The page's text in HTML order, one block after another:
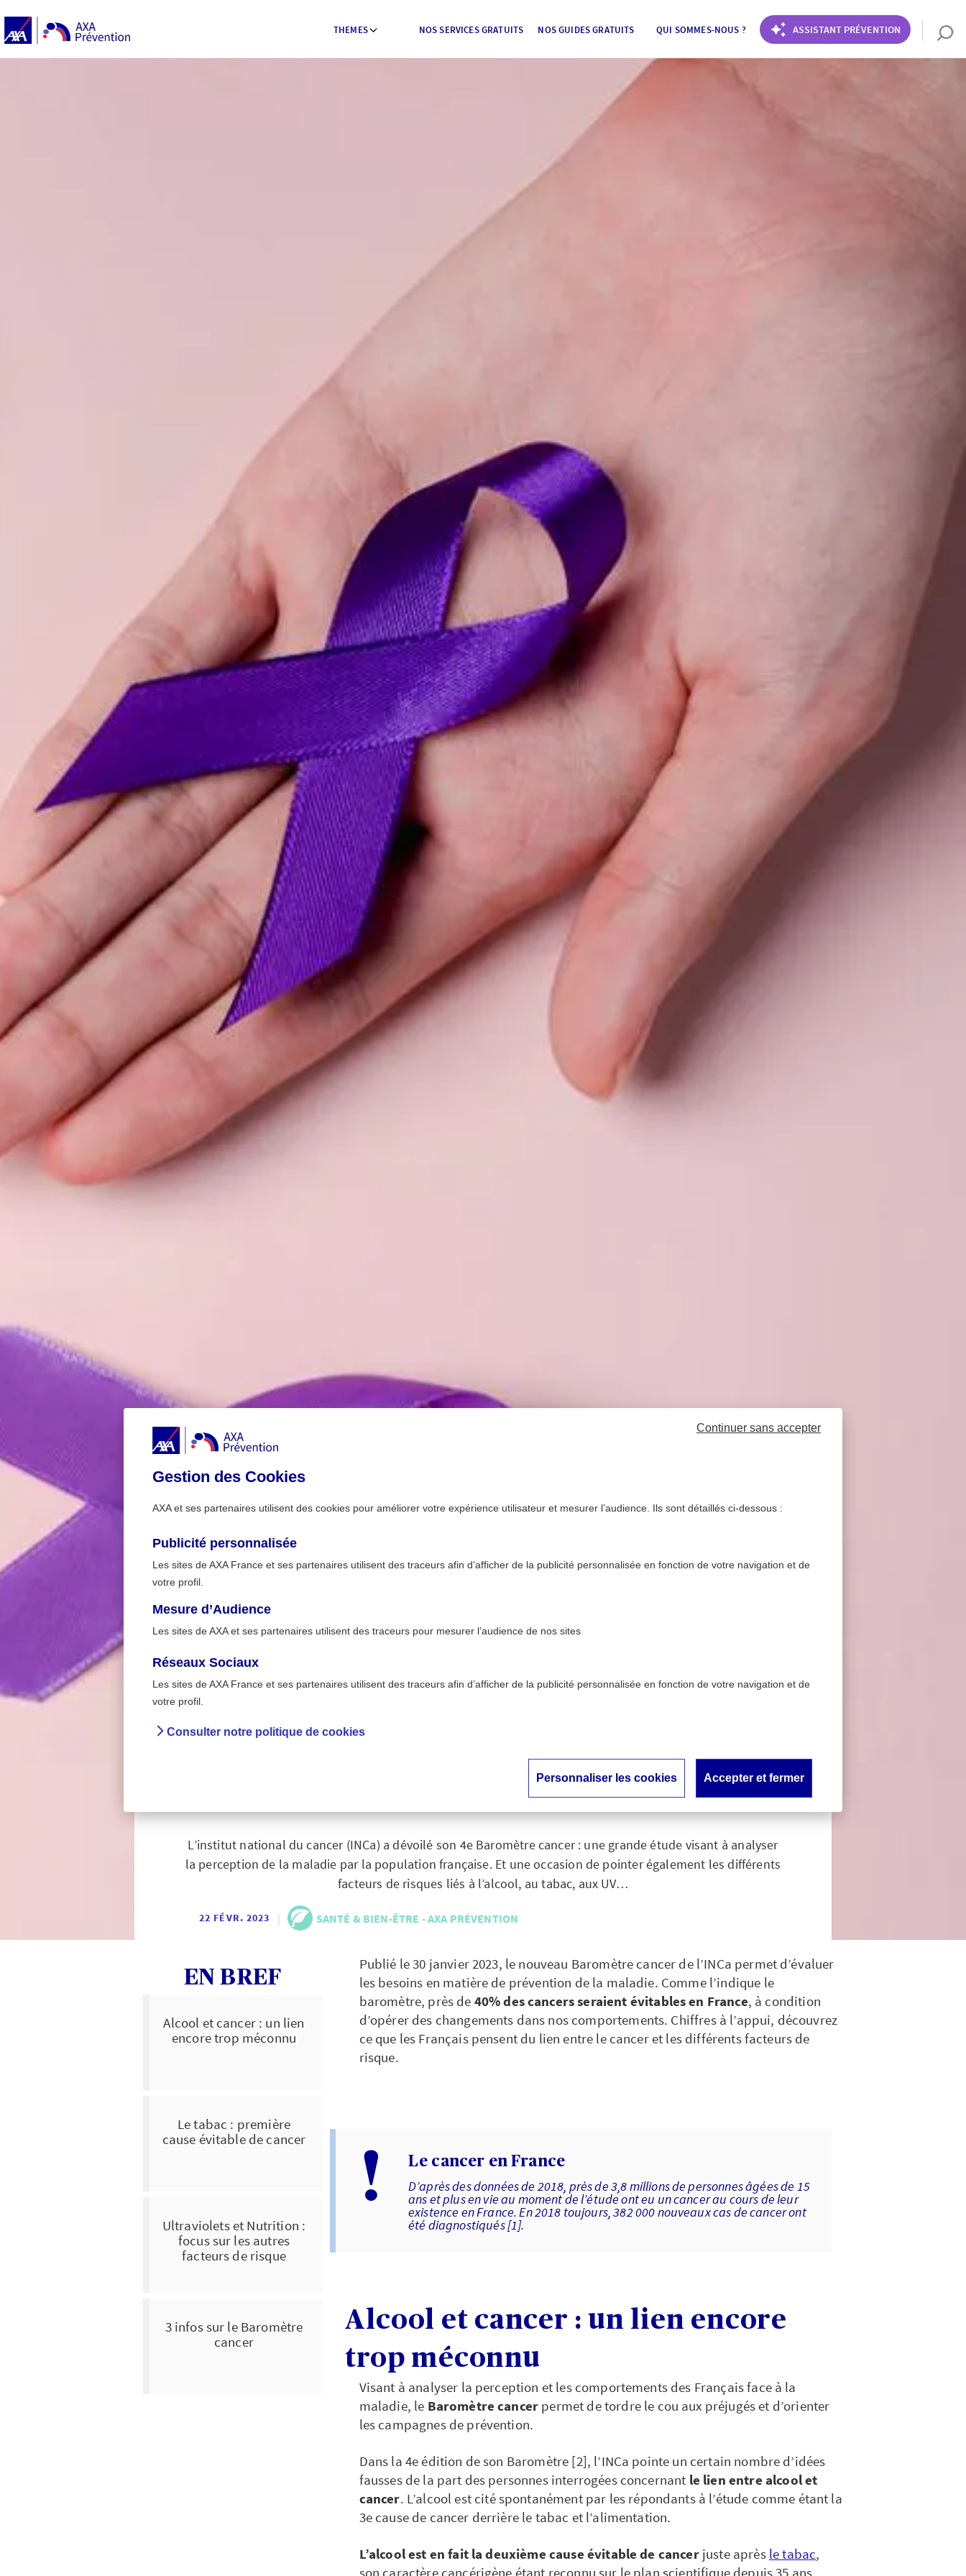
THEMES NOS SERVICES GRATUITS NOS GUIDES GRATUITS QUI SOMMES-NOUS ? ASSISTANT PRÉVENTION
Accueil
Cancer : focus sur les facteurs de
risque avec le 4e Baromètre cancer
L’institut national du cancer (INCa) a dévoilé son 4e Baromètre cancer : une grande étude visant à analyser
la perception de la maladie par la population française. Et une occasion de pointer également les différents
facteurs de risques liés à l’alcool, au tabac, aux UV…
22 FÉVR. 2023 | SANTÉ & BIEN-ÊTRE - AXA PRÉVENTION
EN BREF
Alcool et cancer : un lien
encore trop méconnu
Le tabac : première
cause évitable de cancer
Ultraviolets et Nutrition :
focus sur les autres
facteurs de risque
3 infos sur le Baromètre
cancer
Publié le 30 janvier 2023, le nouveau Baromètre cancer de l’INCa permet d’évaluer
les besoins en matière de prévention de la maladie. Comme l’indique le
baromètre, près de 40% des cancers seraient évitables en France, à condition
d’opérer des changements dans nos comportements. Chiffres à l’appui, découvrez
ce que les Français pensent du lien entre le cancer et les différents facteurs de
risque.
! Le cancer en France
D’après des données de 2018, près de 3,8 millions de personnes âgées de 15
ans et plus en vie au moment de l’étude ont eu un cancer au cours de leur
existence en France. En 2018 toujours, 382 000 nouveaux cas de cancer ont
été diagnostiqués [1].
Alcool et cancer : un lien encore
trop méconnu
Visant à analyser la perception et les comportements des Français face à la
maladie, le Baromètre cancer permet de tordre le cou aux préjugés et d’orienter
les campagnes de prévention.
Dans la 4e édition de son Baromètre [2], l’INCa pointe un certain nombre d’idées
fausses de la part des personnes interrogées concernant le lien entre alcool et
cancer. L’alcool est cité spontanément par les répondants à l’étude comme étant la
3e cause de cancer derrière le tabac et l’alimentation.
L’alcool est en fait la deuxième cause évitable de cancerjuste après le tabac,
son caractère cancérigène étant reconnu sur le plan scientifique depuis 35 ans.
Gestion des Cookies
AXA et ses partenaires utilisent des cookies pour améliorer votre expérience utilisateur et mesurer l’audience. Ils sont détaillés ci-dessous :
Publicité personnalisée
Les sites de AXA France et ses partenaires utilisent des traceurs afin d’afficher de la publicité personnalisée en fonction de votre navigation et de
votre profil.
Mesure d’Audience
Les sites de AXA et ses partenaires utilisent des traceurs pour mesurer l’audience de nos sites
Réseaux Sociaux
Les sites de AXA France et ses partenaires utilisent des traceurs afin d’afficher de la publicité personnalisée en fonction de votre navigation et de
votre profil.
Consulter notre politique de cookies
Continuer sans accepter
Personnaliser les cookies Accepter et fermer